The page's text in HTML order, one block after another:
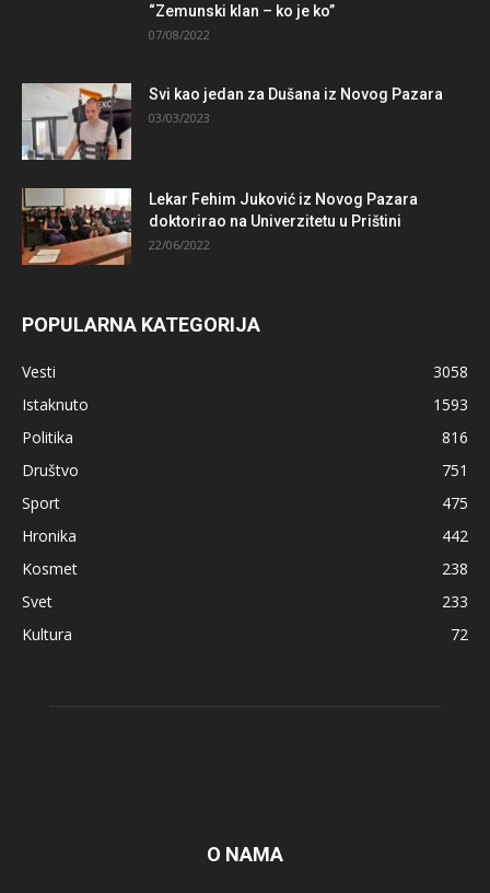
“Zemunski klan – ko je ko”
07/08/2022
Svi kao jedan za Dušana iz Novog Pazara
03/03/2023
Lekar Fehim Juković iz Novog Pazara
doktorirao na Univerzitetu u Prištini
22/06/2022
POPULARNA KATEGORIJA
Vesti
3058
Istaknuto
1593
Politika
816
Društvo
751
Sport
475
Hronika
442
Kosmet
238
Svet
233
Kultura
72
O NAMA